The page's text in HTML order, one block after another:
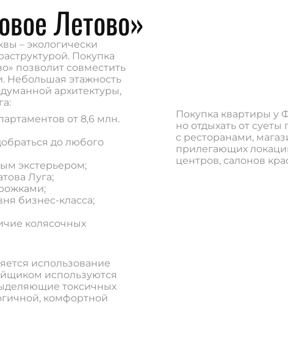
Летово»
– экологически
Покупка
позволит совместить
Небольшая этажность
архитектуры,
от 8,6 млн.
до любого
экстерьером;
Луга;
бизнес-класса;
колясочных
Покупка квартиры у
но отдыхать от
с ресторанами,
прилегающих
центров, салонов
использование
используются
токсичных
комфортной